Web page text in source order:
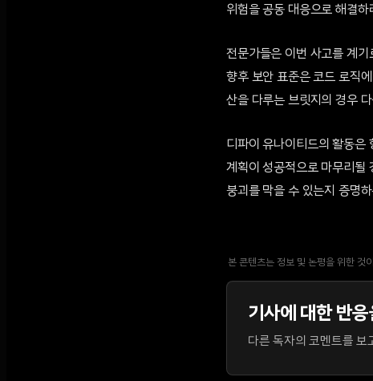
위험을 공동 대응으로 해결
전문가들은 이번 사고를 계
향후 보안 표준은 코드 로직
산을 다루는 브릿지의 경우
디파이 유나이티드의 활동은
계획이 성공적으로 마무리될
붕괴를 막을 수 있는지 증명
본 콘텐츠는 정보 및 논평을 위한 것
기사에 대한 반
다른 독자의 코멘트를 보